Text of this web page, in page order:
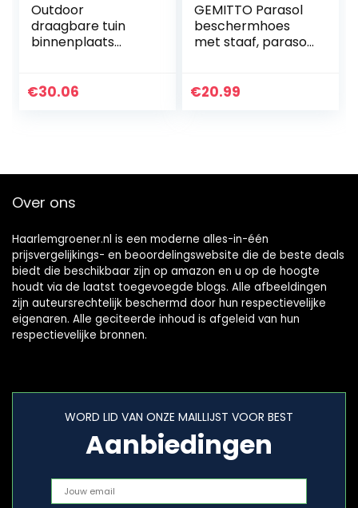
Outdoor
draagbare tuin
binnenplaats
hangmat stoel set
€30.06
GEMITTO Parasol
beschermhoes
met staaf, parasol
beschermhoes,
€20.99
Over ons
Haarlemgroener.nl is een moderne alles-in-één
prijsvergelijkings- en beoordelingswebsite die de beste deals
biedt die beschikbaar zijn op amazon en u op de hoogte
houdt via de laatst toegevoegde blogs. Alle afbeeldingen
zijn auteursrechtelijk beschermd door hun respectievelijke
eigenaren. Alle geciteerde inhoud is afgeleid van hun
respectievelijke bronnen.
WORD LID VAN ONZE MAILLIJST VOOR BEST
Aanbiedingen